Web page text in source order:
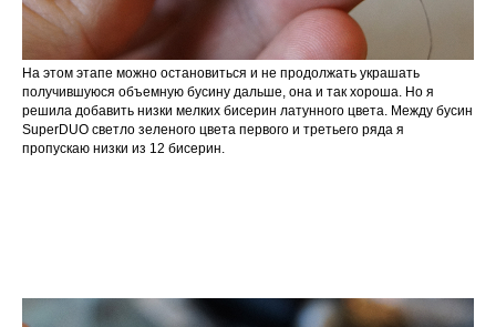
На этом этапе можно остановиться и не продолжать украшать
получившуюся объемную бусину дальше, она и так хороша. Но я
решила добавить низки мелких бисерин латунного цвета. Между бусин
SuperDUO светло зеленого цвета первого и третьего ряда я
пропускаю низки из 12 бисерин.